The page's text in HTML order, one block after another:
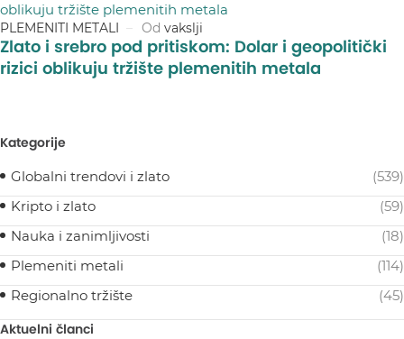
PLEMENITI METALI Od vakslji
Zlato i srebro pod pritiskom: Dolar i geopolitički
rizici oblikuju tržište plemenitih metala
Kategorije
Globalni trendovi i zlato
(539)
Kripto i zlato
(59)
Nauka i zanimljivosti
(18)
Plemeniti metali
(114)
Regionalno tržište
(45)
Aktuelni članci